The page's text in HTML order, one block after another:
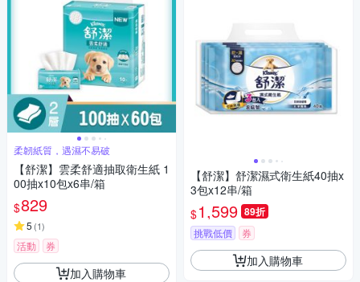
柔韌紙質，遇濕不易破
【舒潔】雲柔舒適抽取衛生紙 1
00抽x10包x6串/箱
$829
5 (1)
活動 券
加入購物車
【舒潔】舒潔濕式衛生紙40抽x
3包x12串/箱
$1,599 89折
挑戰低價 券
加入購物車